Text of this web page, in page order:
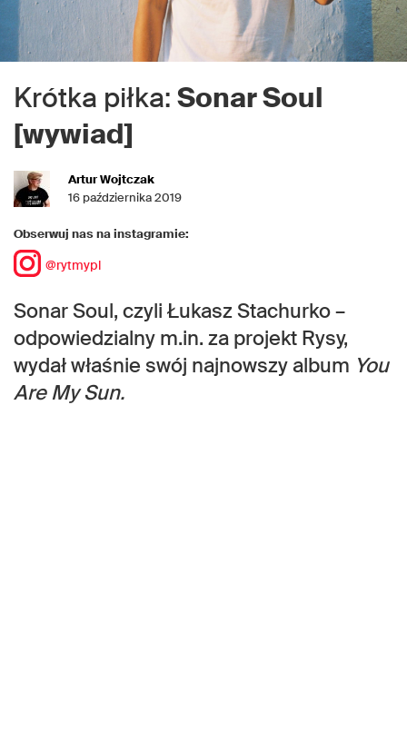
Krótka piłka: Sonar Soul
[wywiad]
Artur Wojtczak
16 października 2019
Obserwuj nas na instagramie:
@rytmypl
Sonar Soul, czyli Łukasz Stachurko –
odpowiedzialny m.in. za projekt Rysy,
wydał właśnie swój najnowszy album You
Are My Sun.